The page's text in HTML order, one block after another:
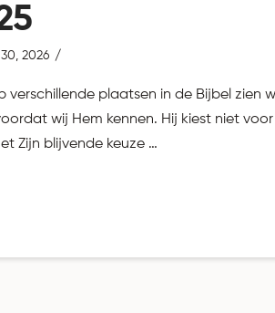
2026
verschillende plaatsen in de Bijbel
wij Hem kennen. Hij kiest niet
Zijn blijvende keuze …